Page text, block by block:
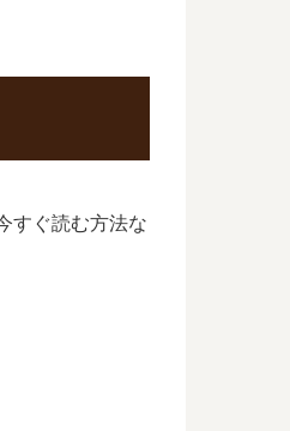
すぐ読む方法な